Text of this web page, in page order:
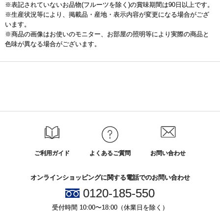
※表記されていないお品物(フルーツを除く)の賞味期間は90日以上です。
※生産状況等により、掲載品・産地・表示内容が変更になる場合がござ
います。
※商品の画像はお使いのモニター、お部屋の照明等により実際の商品と
色味が異なる場合がございます。
ご利用ガイド よくあるご質問 お問い合わせ
オンラインショッピングに関する電話でのお問い合わせ
0120-185-550
受付時間 10:00〜18:00（休業日を除く）